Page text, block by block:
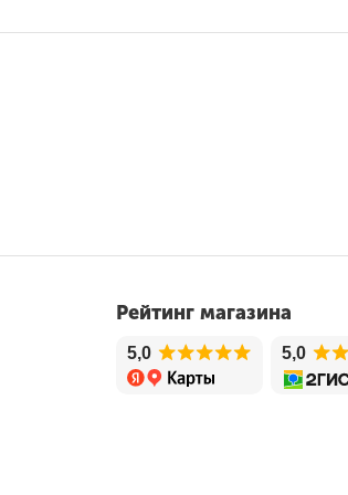
Рейтинг магазина
5,0 5,0